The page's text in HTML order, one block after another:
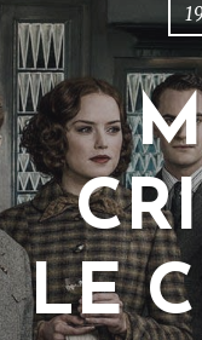
LE